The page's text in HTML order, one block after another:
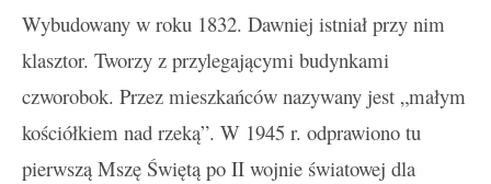
Wybudowany w roku 1832. Dawniej istniał przy nim
klasztor. Tworzy z przylegającymi budynkami
czworobok. Przez mieszkańców nazywany jest „małym
kościółkiem nad rzeką”. W 1945 r. odprawiono tu
pierwszą Mszę Świętą po II wojnie światowej dla